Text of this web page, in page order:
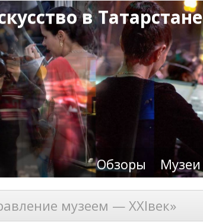
в Татарстане
Обзоры Музеи
музеем — XXIвек»